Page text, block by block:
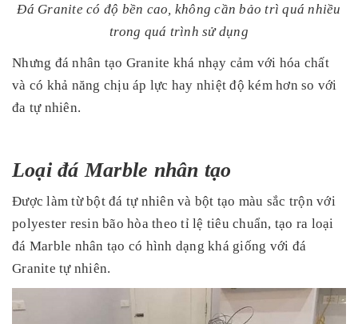
Đá Granite có độ bền cao, không cần bảo trì quá nhiều
trong quá trình sử dụng
Nhưng đá nhân tạo Granite khá nhạy cảm với hóa chất
và có khả năng chịu áp lực hay nhiệt độ kém hơn so với
đa tự nhiên.
Loại đá Marble nhân tạo
Được làm từ bột đá tự nhiên và bột tạo màu sắc trộn với
polyester resin bão hòa theo tỉ lệ tiêu chuẩn, tạo ra loại
đá Marble nhân tạo có hình dạng khá giống với đá
Granite tự nhiên.